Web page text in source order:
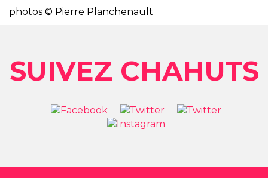
photos © Pierre Planchenault
SUIVEZ CHAHUTS